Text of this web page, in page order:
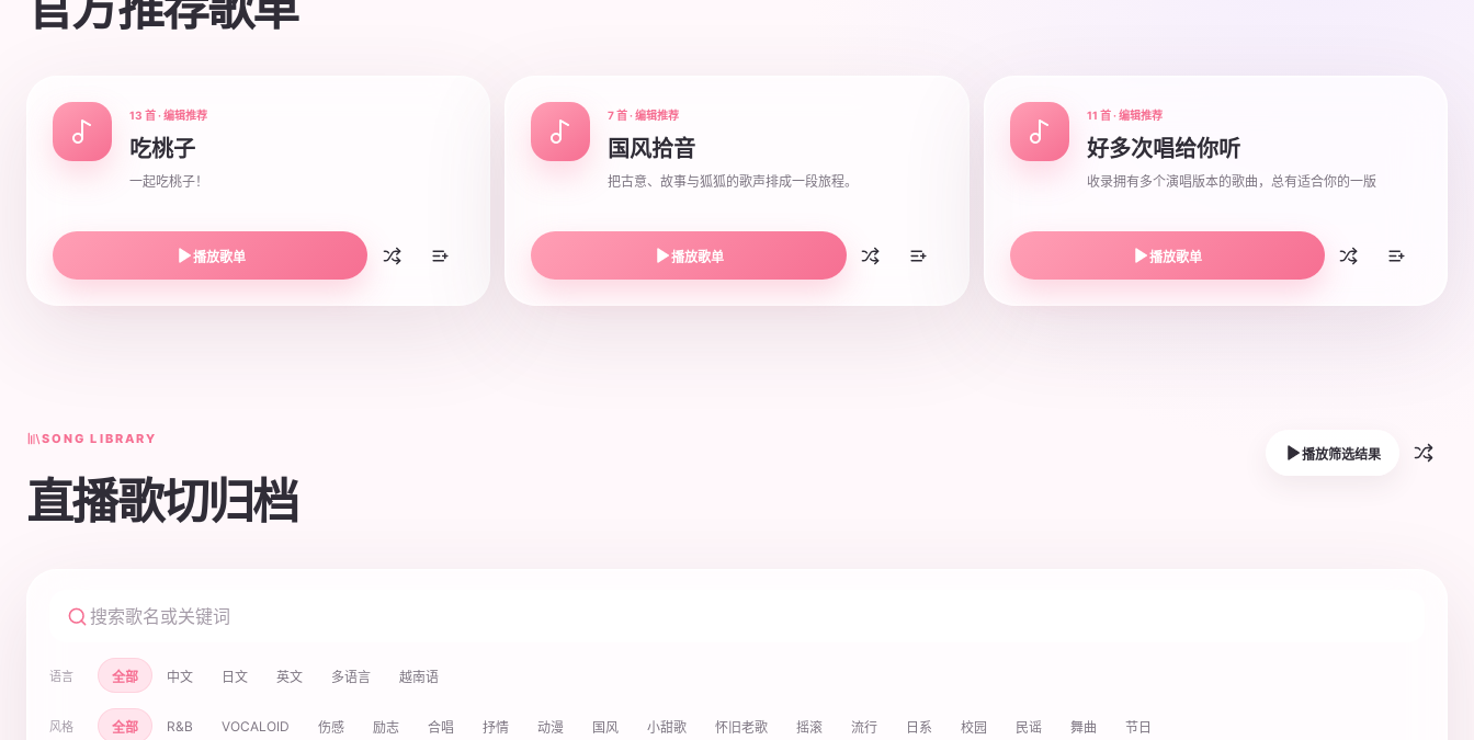
13 首 · 编辑推荐
吃桃子
一起吃桃子！
播放歌单
7 首 · 编辑推荐
国风拾音
把古意、故事与狐狐的歌声排成一段旅程。
播放歌单
11 首 · 编辑推荐
好多次唱给你听
收录拥有多个演唱版本的歌曲，总有适合你的一版
播放歌单
SONG LIBRARY
直播歌切归档
播放筛选结果
语言 全部 中文 日文 英文 多语言 越南语
风格 全部 R&B VOCALOID 伤感 励志 合唱 抒情 动漫 国风 小甜歌 怀旧老歌 摇滚 流行 日系 校园 民谣 舞曲 节日